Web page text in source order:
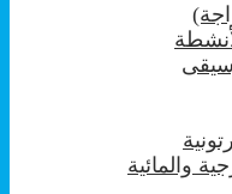
والمائية